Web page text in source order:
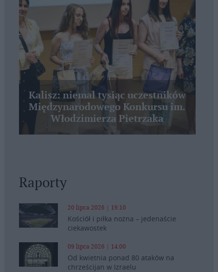
Kalisz: niemal tysiąc uczestników
Międzynarodowego Konkursu im.
Włodzimierza Pietrzaka
Raporty
20 lipca 2026 | 19:10
Kościół i piłka nożna – jedenaście
ciekawostek
09 lipca 2026 | 14:00
Od kwietnia ponad 80 ataków na
chrześcijan w Izraelu